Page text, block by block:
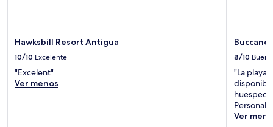
Hawksbill Resort Antigua
10/10 Excelente
"Excelent"
Ver menos
8/10 Bueno
"La playa
Personal
Ver